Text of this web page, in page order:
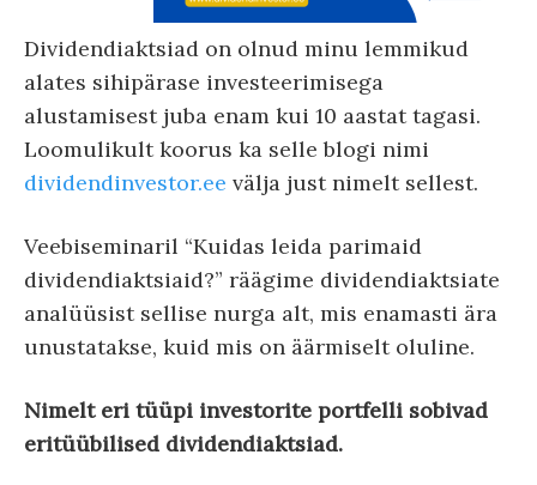
Dividendiaktsiad on olnud minu lemmikud
alates sihipärase investeerimisega
alustamisest juba enam kui 10 aastat tagasi.
Loomulikult koorus ka selle blogi nimi
dividendinvestor.ee välja just nimelt sellest.
Veebiseminaril “Kuidas leida parimaid
dividendiaktsiaid?” räägime dividendiaktsiate
analüüsist sellise nurga alt, mis enamasti ära
unustatakse, kuid mis on äärmiselt oluline.
Nimelt eri tüüpi investorite portfelli sobivad
eritüübilised dividendiaktsiad.